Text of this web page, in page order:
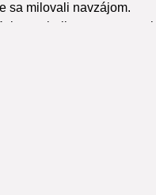
sa milovali navzájom.
ste boli zo sveta, svet